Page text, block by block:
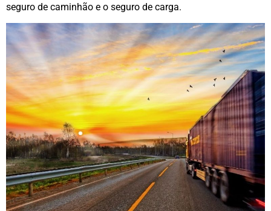
seguro de caminhão e o seguro de carga.